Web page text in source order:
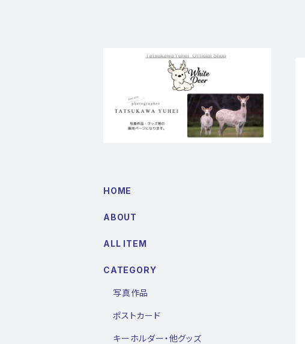
HOME
ABOUT
ALL ITEM
CATEGORY
写真作品
ポストカード
キーホルダー・他グッズ